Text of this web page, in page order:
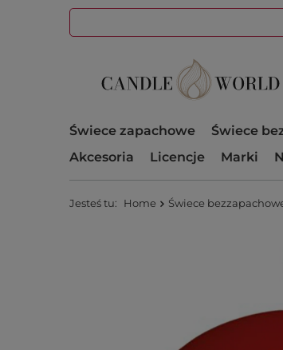
Świece zapachowe Świece
Akcesoria
Licencje Marki
Jesteś tu: Home Świece